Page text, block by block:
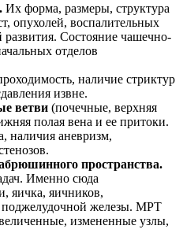
Их форма, размеры, структура
опухолей, воспалительных
Состояние чашечно-
отделов
наличие стриктур
извне.
ветви (почечные, верхняя
полая вена и ее притоки.
наличия аневризм,
пространства.
Именно сюда
яичка, яичников,
поджелудочной железы. МРТ
измененные узлы,